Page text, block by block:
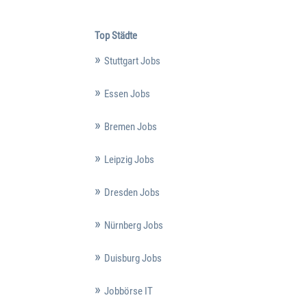
Top Städte
Stuttgart Jobs
Essen Jobs
Bremen Jobs
Leipzig Jobs
Dresden Jobs
Nürnberg Jobs
Duisburg Jobs
Jobbörse IT